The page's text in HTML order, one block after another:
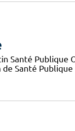
Santé
Santé